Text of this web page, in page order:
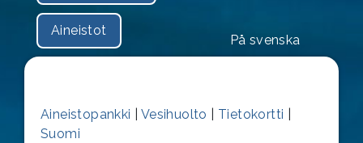
Aineistot
På svenska
Aineistopankki Vesihuolto Tietokortti
Suomi